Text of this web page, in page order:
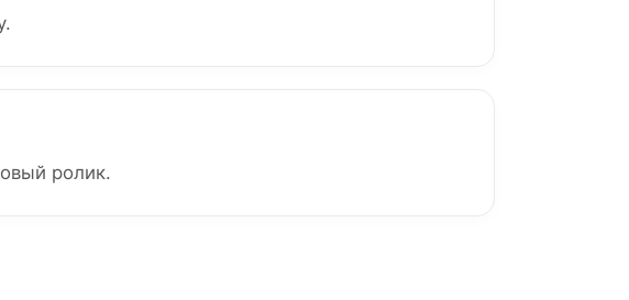
ролик.